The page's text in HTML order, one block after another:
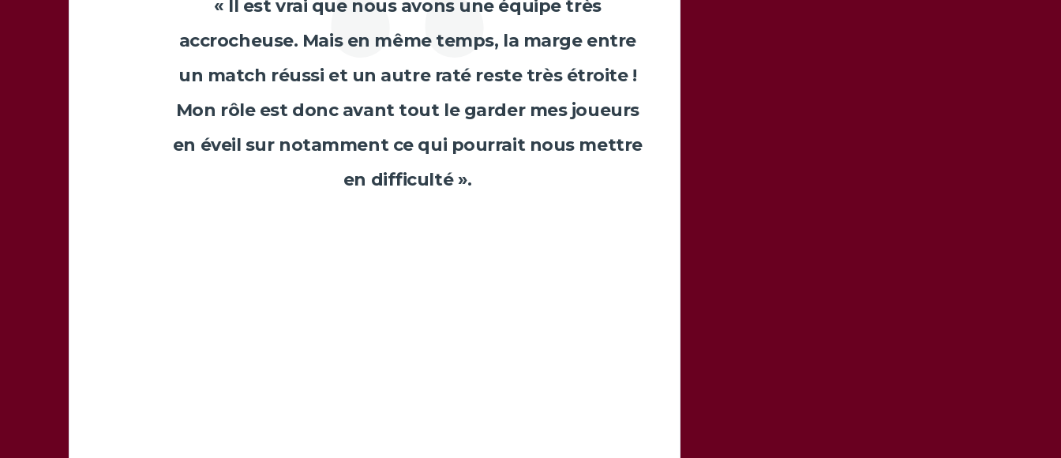
« Il est vrai que nous avons une équipe très
accrocheuse. Mais en même temps, la marge entre
un match réussi et un autre raté reste très étroite !
Mon rôle est donc avant tout le garder mes joueurs
en éveil sur notamment ce qui pourrait nous mettre
en difficulté ».